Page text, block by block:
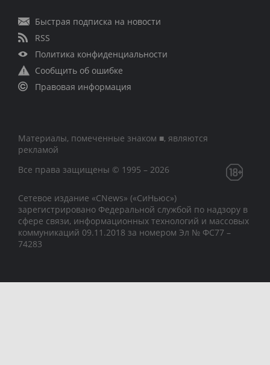
Быстрая подписка на новости
RSS
Политика конфиденциальности
Сообщить об ошибке
Правовая информация
Материалы, помеченные знаком ■, являются
рекламой
Все права защищены © 1995 – 2026
Сетевое издание «CNews» («СиНьюс»)
зарегистрировано Федеральной службой по надзору в
сфере связи, информационных технологий и массовых
коммуникаций 09.11.2018 за номером Эл № ФС77 –
74283